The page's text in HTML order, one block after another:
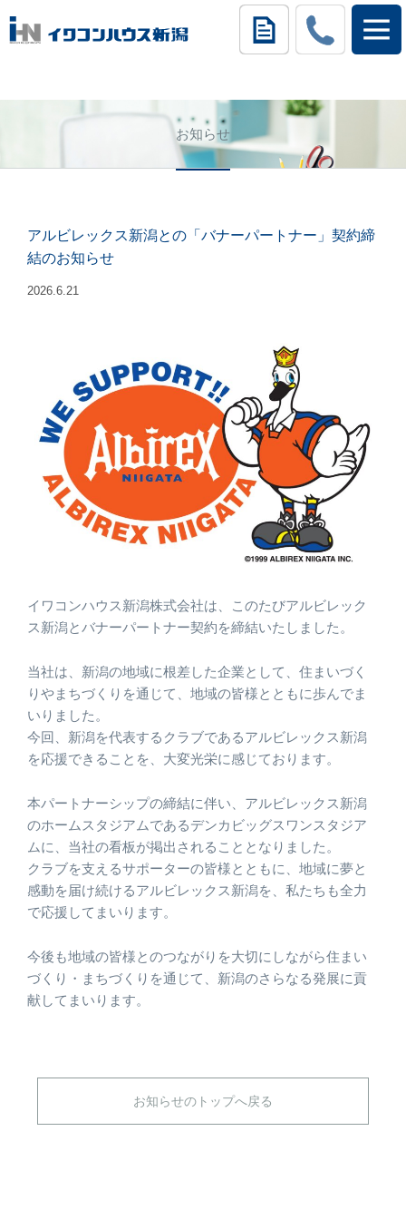
お知らせ
アルビレックス新潟との「バナーパートナー」契約締
結のお知らせ
2026.6.21
イワコンハウス新潟株式会社は、このたびアルビレック
ス新潟とバナーパートナー契約を締結いたしました。
当社は、新潟の地域に根差した企業として、住まいづく
りやまちづくりを通じて、地域の皆様とともに歩んでま
いりました。
今回、新潟を代表するクラブであるアルビレックス新潟
を応援できることを、大変光栄に感じております。
本パートナーシップの締結に伴い、アルビレックス新潟
のホームスタジアムであるデンカビッグスワンスタジア
ムに、当社の看板が掲出されることとなりました。
クラブを支えるサポーターの皆様とともに、地域に夢と
感動を届け続けるアルビレックス新潟を、私たちも全力
で応援してまいります。
今後も地域の皆様とのつながりを大切にしながら住まい
づくり・まちづくりを通じて、新潟のさらなる発展に貢
献してまいります。
お知らせのトップへ戻る